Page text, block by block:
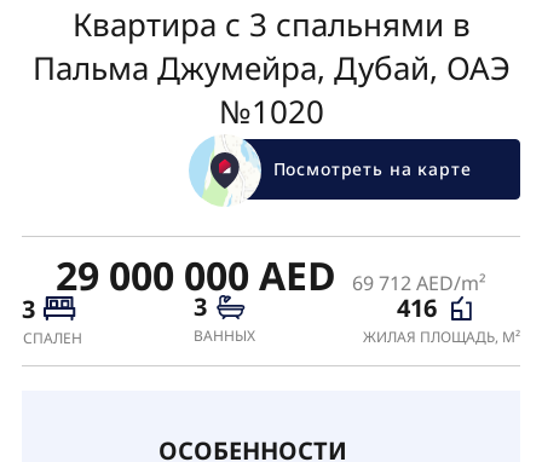
Квартира с 3 спальнями в
Пальма Джумейра, Дубай, ОАЭ
№1020
Посмотреть на карте
29 000 000 AED 69 712 AED/m²
3
СПАЛЕН
3
ВАННЫХ
416
ЖИЛАЯ ПЛОЩАДЬ, М²
ОСОБЕННОСТИ